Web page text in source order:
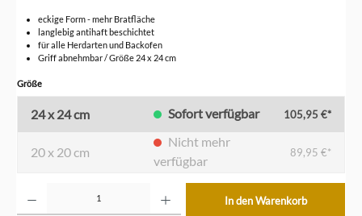
eckige Form - mehr Bratfläche
langlebig antihaft beschichtet
für alle Herdarten und Backofen
Griff abnehmbar / Größe 24 x 24 cm
Größeauswählen
24 x 24 cm Sofort verfügbar 105,95 €*
20 x 20 cm
verfügbar
89,95 €*
In den Warenkorb